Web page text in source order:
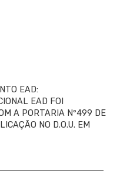
EAD:
EAD FOI
A PORTARIA Nº499 DE
NO D.O.U. EM